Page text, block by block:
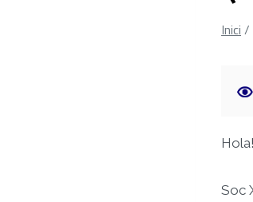
Inici /
Hola!
Soc